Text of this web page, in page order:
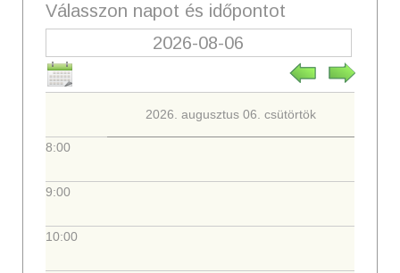
Válasszon napot és időpontot
2026. augusztus 06. csütörtök
8:00
9:00
10:00